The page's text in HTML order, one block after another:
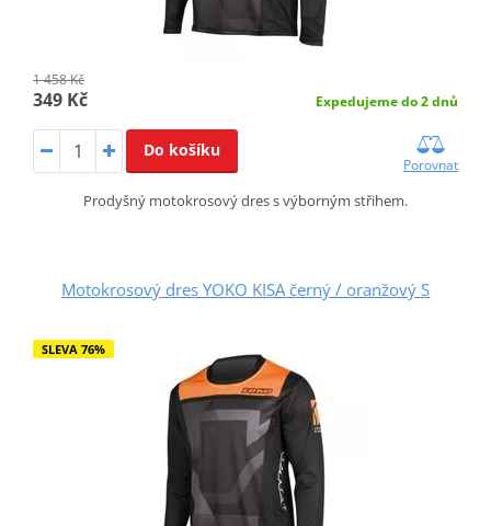
1 458 Kč
349 Kč Expedujeme do 2 dnů
Do košíku
Porovnat
Prodyšný motokrosový dres s výborným střihem.
Motokrosový dres YOKO KISA černý / oranžový S
SLEVA 76%